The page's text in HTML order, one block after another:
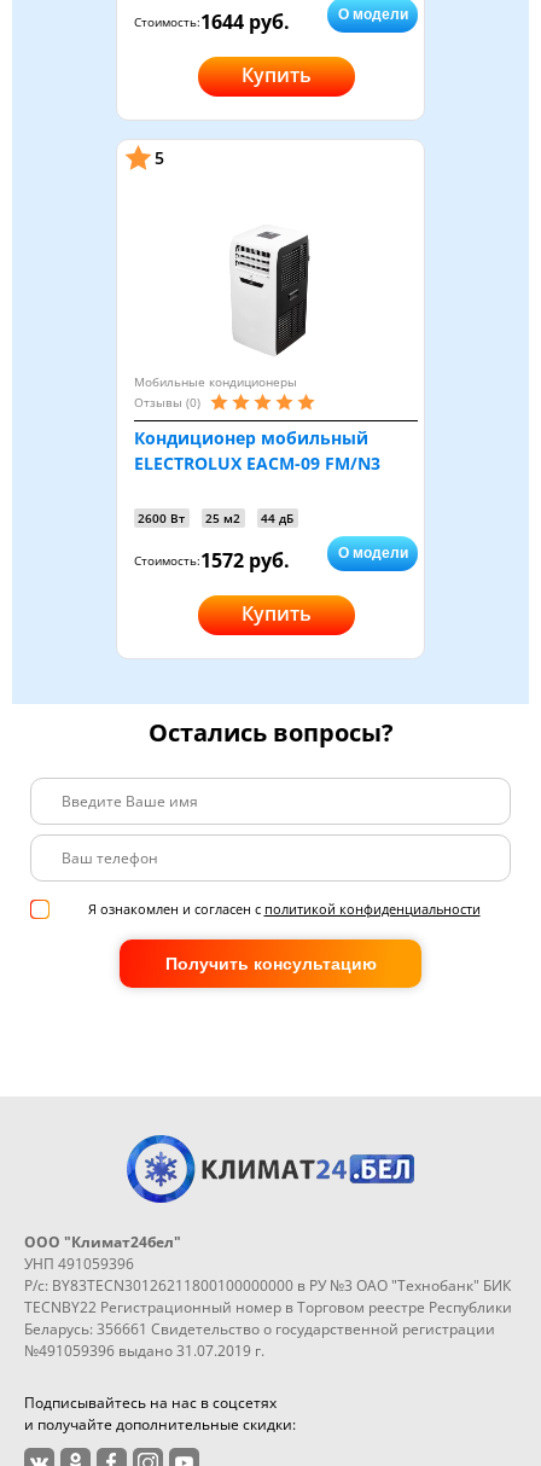
Стоимость:1644 руб. О модели
Купить
5
Мобильные кондиционеры
Отзывы (0)
Кондиционер мобильный
ELECTROLUX EACM-09 FM/N3
2600 Вт 25 м2 44 дБ
Стоимость:1572 руб. О модели
Купить
Остались вопросы?
Я ознакомлен и согласен с политикой конфиденциальности
Получить консультацию
ООО "Климат24бел"
УНП 491059396
Р/с: BY83TECN30126211800100000000 в РУ №3 ОАО "Технобанк" БИК
TECNBY22 Регистрационный номер в Торговом реестре Республики
Беларусь: 356661 Свидетельство о государственной регистрации
№491059396 выдано 31.07.2019 г.
Подписывайтесь на нас в соцсетях
и получайте дополнительные скидки: